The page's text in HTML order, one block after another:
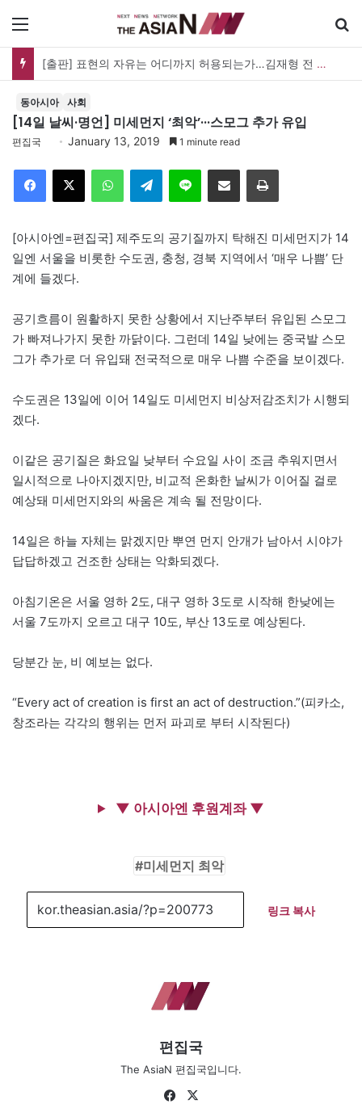
[출판] 표현의 자유는 어디까지 허용되는가…김재형 전 대법관 ‘언론과 인격권’
동아시아 사회
[14일 날씨·명언] 미세먼지 ‘최악’···스모그 추가 유입
편집국 January 13, 2019 1 minute read
Telegram 이메일
[아시아엔=편집국] 제주도의 공기질까지 탁해진 미세먼지가 14
일엔 서울을 비롯한 수도권, 충청, 경북 지역에서 ‘매우 나쁨’ 단
계에 들겠다.
공기흐름이 원활하지 못한 상황에서 지난주부터 유입된 스모그
가 빠져나가지 못한 까닭이다. 그런데 14일 낮에는 중국발 스모
그가 추가로 더 유입돼 전국적으로 매우 나쁨 수준을 보이겠다.
수도권은 13일에 이어 14일도 미세먼지 비상저감조치가 시행되
겠다.
이같은 공기질은 화요일 낮부터 수요일 사이 조금 추워지면서
일시적으로 나아지겠지만, 비교적 온화한 날씨가 이어질 걸로
예상돼 미세먼지와의 싸움은 계속 될 전망이다.
14일은 하늘 자체는 맑겠지만 뿌연 먼지 안개가 남아서 시야가
답답하겠고 건조한 상태는 악화되겠다.
아침기온은 서울 영하 2도, 대구 영하 3도로 시작해 한낮에는
서울 7도까지 오르고 대구 10도, 부산 13도로 예상된다.
당분간 눈, 비 예보는 없다.
“Every act of creation is first an act of destruction.”(피카소,
창조라는 각각의 행위는 먼저 파괴로 부터 시작된다)
▼ 아시아엔 후원계좌 ▼
미세먼지 최악
링크 복사
편집국
The AsiaN 편집국입니다.
Fa